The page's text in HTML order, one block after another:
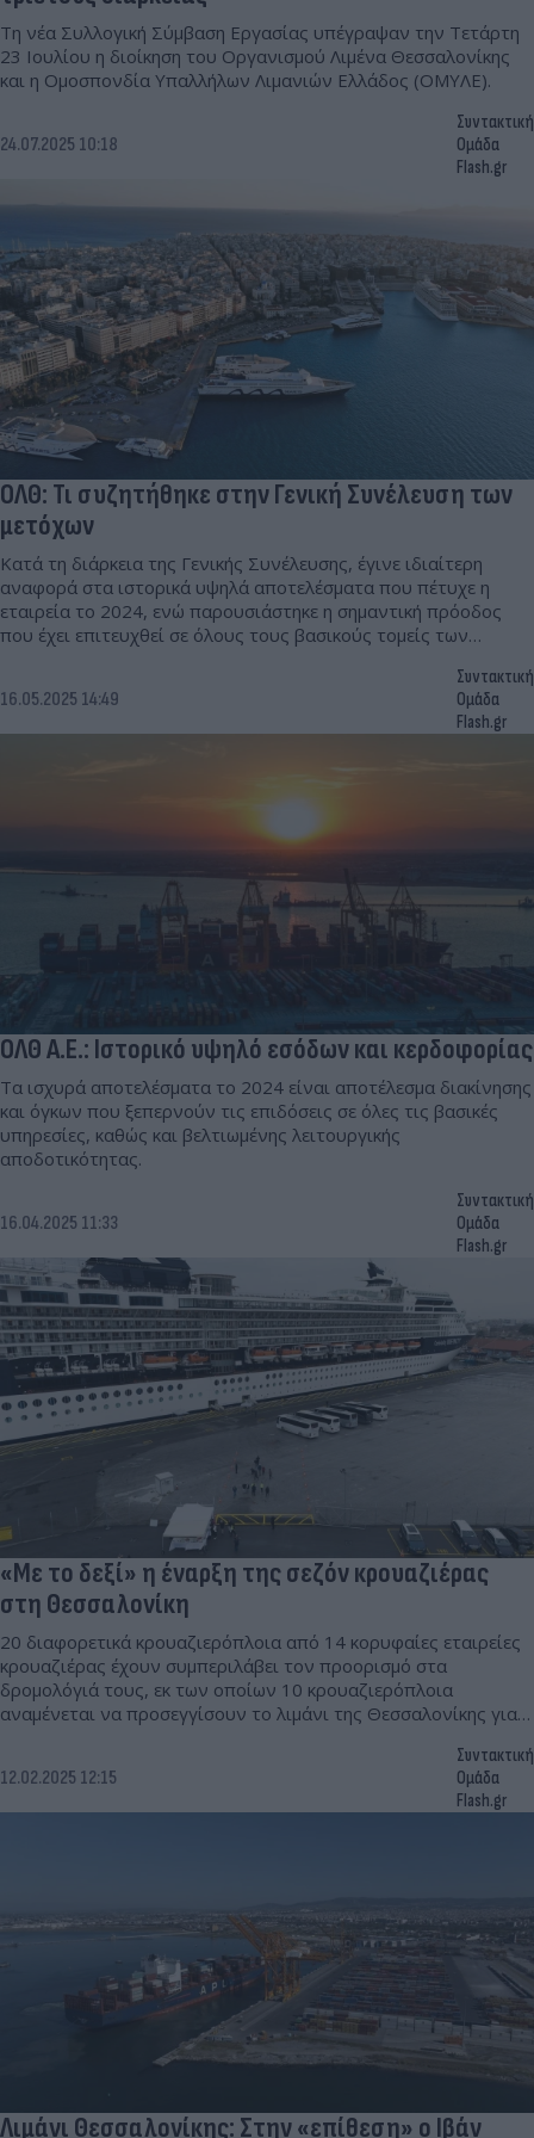
Τη νέα Συλλογική Σύμβαση Εργασίας υπέγραψαν την Τετάρτη
23 Ιουλίου η διοίκηση του Οργανισμού Λιμένα Θεσσαλονίκης
και η Ομοσπονδία Υπαλλήλων Λιμανιών Ελλάδος (ΟΜΥΛΕ).
24.07.2025 10:18
Συντακτική
Ομάδα
Flash.gr
ΟΛΘ: Τι συζητήθηκε στην Γενική Συνέλευση των
μετόχων
Κατά τη διάρκεια της Γενικής Συνέλευσης, έγινε ιδιαίτερη
αναφορά στα ιστορικά υψηλά αποτελέσματα που πέτυχε η
εταιρεία το 2024, ενώ παρουσιάστηκε η σημαντική πρόοδος
που έχει επιτευχθεί σε όλους τους βασικούς τομείς των
16.05.2025 14:49
Συντακτική
Ομάδα
Flash.gr
ΟΛΘ Α.Ε.: Ιστορικό υψηλό εσόδων και κερδοφορίας
Τα ισχυρά αποτελέσματα το 2024 είναι αποτέλεσμα διακίνησης
και όγκων που ξεπερνούν τις επιδόσεις σε όλες τις βασικές
υπηρεσίες, καθώς και βελτιωμένης λειτουργικής
αποδοτικότητας.
16.04.2025 11:33
Συντακτική
Ομάδα
Flash.gr
«Με το δεξί» η έναρξη της σεζόν κρουαζιέρας
στη Θεσσαλονίκη
20 διαφορετικά κρουαζιερόπλοια από 14 κορυφαίες εταιρείες
κρουαζιέρας έχουν συμπεριλάβει τον προορισμό στα
δρομολόγιά τους, εκ των οποίων 10 κρουαζιερόπλοια
αναμένεται να προσεγγίσουν το λιμάνι της Θεσσαλονίκης για
12.02.2025 12:15
Συντακτική
Ομάδα
Flash.gr
Λιμάνι Θεσσαλονίκης: Στην «επίθεση» ο Ιβάν